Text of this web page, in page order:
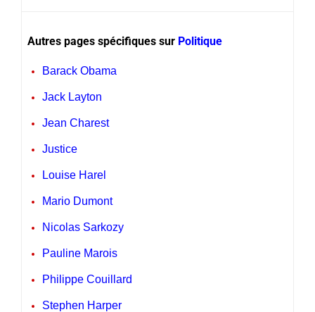
Autres pages spécifiques sur Politique
Barack Obama
Jack Layton
Jean Charest
Justice
Louise Harel
Mario Dumont
Nicolas Sarkozy
Pauline Marois
Philippe Couillard
Stephen Harper